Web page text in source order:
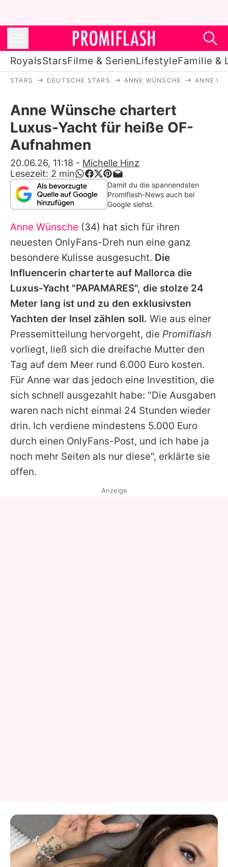
RoyalsStarsFilme & SerienLifestyleFamilie &
Stars
Filme & Serien
Lifestyle
Familie & Liebe
Promiflash Exklusiv
Alle Themen auf Promiflash
Jobs
App runterladen
Team
Redaktionelle Richtlinien
Impressum
Datenschutzerklärung
Nutzungsbedingungen
Utiq verwalten
STARS DEUTSCHE STARS ANNE WÜNSCHE ANNE
Anne Wünsche chartert
Luxus-Yacht für heiße OF-
Aufnahmen
20.06.26, 11:18 - Michelle Hinz
Lesezeit: 2 min
Damit du die spannendsten
Promiflash-News auch bei
Google siehst.
Anne Wünsche (34) hat sich für ihren
neuesten OnlyFans-Dreh nun eine ganz
besondere Kulisse ausgesucht. Die
Influencerin charterte auf Mallorca die
Luxus-Yacht "PAPAMARES", die stolze 24
Meter lang ist und zu den exklusivsten
Yachten der Insel zählen soll. Wie aus einer
Pressemitteilung hervorgeht, die Promiflash
vorliegt, ließ sich die dreifache Mutter den
Tag auf dem Meer rund 6.000 Euro kosten.
Für Anne war das jedoch eine Investition, die
sich schnell ausgezahlt habe: "Die Ausgaben
waren nach nicht einmal 24 Stunden wieder
drin. Ich verdiene mindestens 5.000 Euro
durch einen OnlyFans-Post, und ich habe ja
noch mehr Seiten als nur diese", erklärte sie
offen.
Anzeige